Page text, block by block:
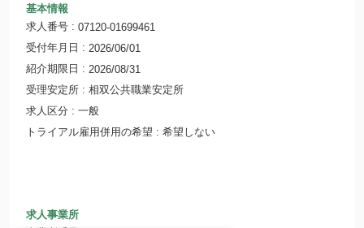
基本情報
求人番号
07120-01699461
受付年月日
2026/06/01
紹介期限日
2026/08/31
受理安定所
相双公共職業安定所
求人区分
一般
トライアル雇用併用の希望
希望しない
求人事業所